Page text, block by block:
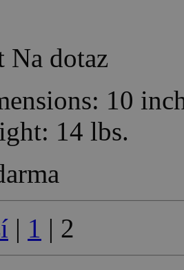
Na dotaz
10
14 lbs.
| 1 | 2